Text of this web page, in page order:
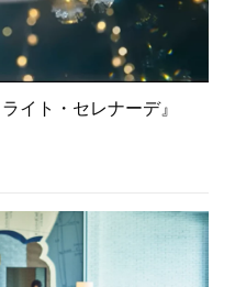
イト・セレナーデ』